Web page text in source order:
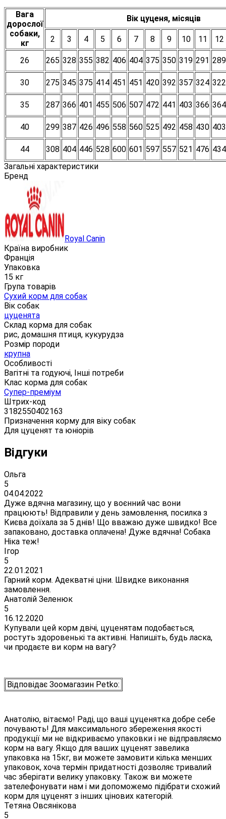
Вага
дорослої
собаки,
кг
Вік цуценя, місяців
2 3 4 5 6 7 8 9 10 11 12
26 265 328 355 382 406 404 375 350 319 291 289
30 275 345 375 414 451 451 420 392 357 324 322
35 287 366 401 455 506 507 472 441 403 366 364
40 299 387 426 496 558 560 525 492 458 430 403
44 308 404 446 528 600 601 597 557 521 476 434
Загальні характеристики
Бренд
Royal Canin
Країна виробник
Франція
Упаковка
15 кг
Група товарів
Сухий корм для собак
Вік собак
цуценята
Склад корма для собак
рис, домашня птиця, кукурудза
Розмір породи
крупна
Особливості
Вагітні та годуючі, Інші потреби
Клас корма для собак
Супер-преміум
Штрих-код
3182550402163
Призначення корму для віку собак
Для цуценят та юніорів
Відгуки
Ольга
5
04.04.2022
Дуже вдячна магазину, що у воєнний час вони
працюють! Відправили у день замовлення, посилка з
Києва доїхала за 5 днів! Що вважаю дуже швидко! Все
запаковано, доставка оплачена! Дуже вдячна! Собака
Ніка теж!
Ігор
5
22.01.2021
Гарний корм. Адекватні ціни. Швидке виконання
замовлення.
Анатолій Зеленюк
5
16.12.2020
Купували цей корм двічі, цуценятам подобається,
ростуть здоровенькі та активні. Напишіть, будь ласка,
чи продаєте ви корм на вагу?
Відповідає Зоомагазин Petko:
Анатолію, вітаємо! Раді, що ваші цуценятка добре себе
почувають! Для максимального збереження якості
продукції ми не відкриваємо упаковки і не відправляємо
корм на вагу. Якщо для ваших цуценят завелика
упаковка на 15кг, ви можете замовити кілька менших
упаковок, хоча термін придатності дозволяє тривалий
час зберігати велику упаковку. Також ви можете
зателефонувати нам і ми допоможемо підібрати схожий
корм для цуценят з інших цінових категорій.
Тетяна Овсянікова
5